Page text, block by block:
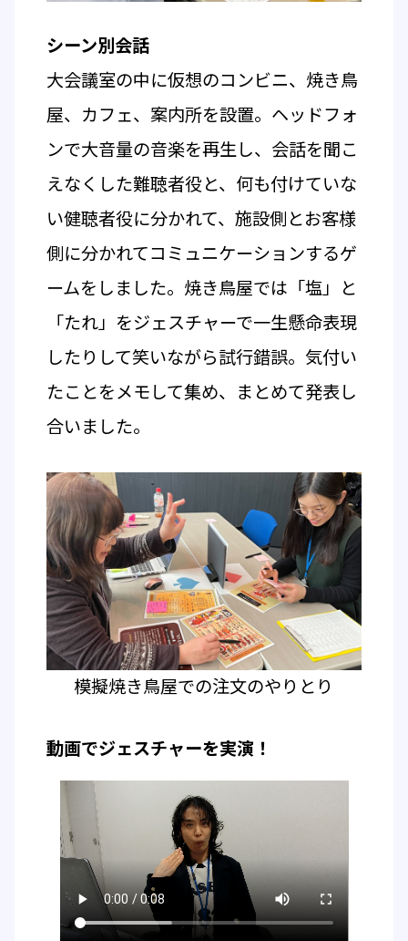
シーン別会話
大会議室の中に仮想のコンビニ、焼き鳥
屋、カフェ、案内所を設置。ヘッドフォ
ンで大音量の音楽を再生し、会話を聞こ
えなくした難聴者役と、何も付けていな
い健聴者役に分かれて、施設側とお客様
側に分かれてコミュニケーションするゲ
ームをしました。焼き鳥屋では「塩」と
「たれ」をジェスチャーで一生懸命表現
したりして笑いながら試行錯誤。気付い
たことをメモして集め、まとめて発表し
合いました。
模擬焼き鳥屋での注文のやりとり
動画でジェスチャーを実演！